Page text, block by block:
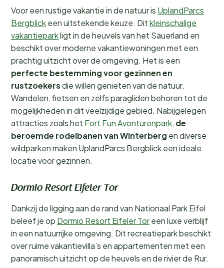
Voor een rustige vakantie in de natuur is UplandParcs
Bergblickeen uitstekende keuze. Ditkleinschalige
vakantieparkligt in de heuvels van het Sauerland en
beschikt over moderne vakantiewoningen met een
prachtig uitzicht over de omgeving. Het is een
perfecte bestemming voor gezinnen en
rustzoekersdie willen genieten van de natuur.
Wandelen, fietsen en zelfs paragliden behoren tot de
mogelijkheden in dit veelzijdige gebied. Nabijgelegen
attracties zoals het Fort Fun Avonturenpark, de
beroemde rodelbanen van Winterberg en diverse
wildparken maken UplandParcs Bergblick een ideale
locatie voor gezinnen.
Dormio Resort Eifeler Tor
Dankzij de ligging aan de rand van Nationaal Park Eifel
beleef je op Dormio Resort Eifeler Toreen luxe verblijf
in een natuurrijke omgeving. Dit recreatiepark beschikt
over ruime vakantievilla’s en appartementen met een
panoramisch uitzicht op de heuvels en de rivier de Rur.